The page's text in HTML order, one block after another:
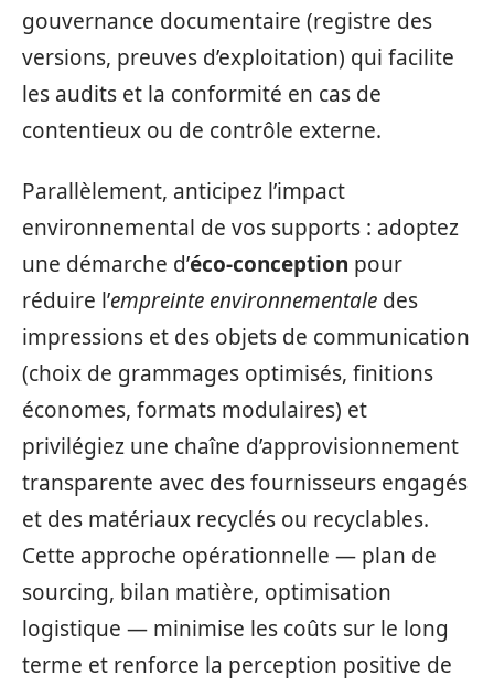
gouvernance documentaire (registre des
versions, preuves d’exploitation) qui facilite
les audits et la conformité en cas de
contentieux ou de contrôle externe.
Parallèlement, anticipez l’impact
environnemental de vos supports : adoptez
une démarche d’éco-conception pour
réduire l’empreinte environnementale des
impressions et des objets de communication
(choix de grammages optimisés, finitions
économes, formats modulaires) et
privilégiez une chaîne d’approvisionnement
transparente avec des fournisseurs engagés
et des matériaux recyclés ou recyclables.
Cette approche opérationnelle — plan de
sourcing, bilan matière, optimisation
logistique — minimise les coûts sur le long
terme et renforce la perception positive de